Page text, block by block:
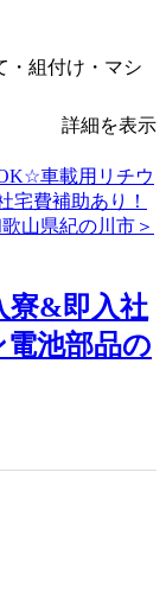
組付け・マシ
詳細を表示
寮&即入社
池部品の